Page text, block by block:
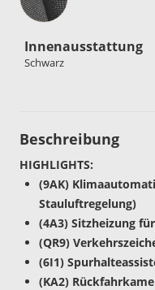
Innenausstattung
Schwarz
Beschreibung
HIGHLIGHTS:
(9AK)
Stauluftregelung)
(4A3) Sitzheizung
(QR9)
(6I1)
(KA2)